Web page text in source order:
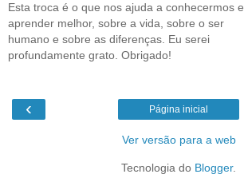
Esta troca é o que nos ajuda a conhecermos e
aprender melhor, sobre a vida, sobre o ser
humano e sobre as diferenças. Eu serei
profundamente grato. Obrigado!
‹ Página inicial
Ver versão para a web
Tecnologia do Blogger.